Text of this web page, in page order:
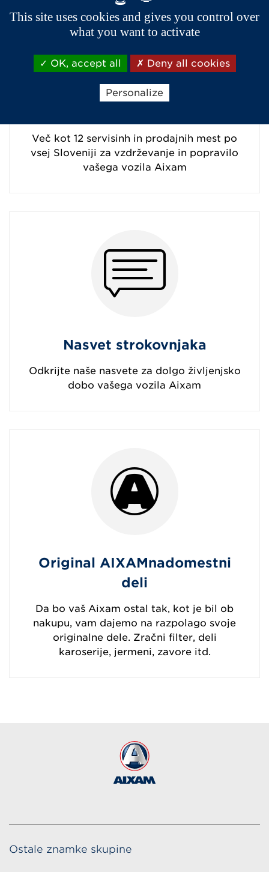
Več kot 12 servisinh in prodajnih mest po
vsej Sloveniji za vzdrževanje in popravilo
vašega vozila Aixam
Nasvet strokovnjaka
Odkrijte naše nasvete za dolgo življenjsko
dobo vašega vozila Aixam
Original AIXAMnadomestni
deli
Da bo vaš Aixam ostal tak, kot je bil ob
nakupu, vam dajemo na razpolago svoje
originalne dele. Zračni filter, deli
karoserije, jermeni, zavore itd.
Ostale znamke skupine
This site uses cookies and gives you control over
what you want to activate
OK, accept all Deny all cookies
Personalize